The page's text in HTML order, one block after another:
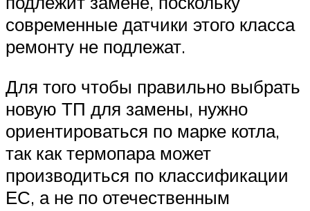
современные датчики этого класса
ремонту не подлежат.
Для того чтобы правильно выбрать
новую ТП для замены, нужно
ориентироваться по марке котла,
так как термопара может
производиться по классификации
ЕС, а не по отечественным